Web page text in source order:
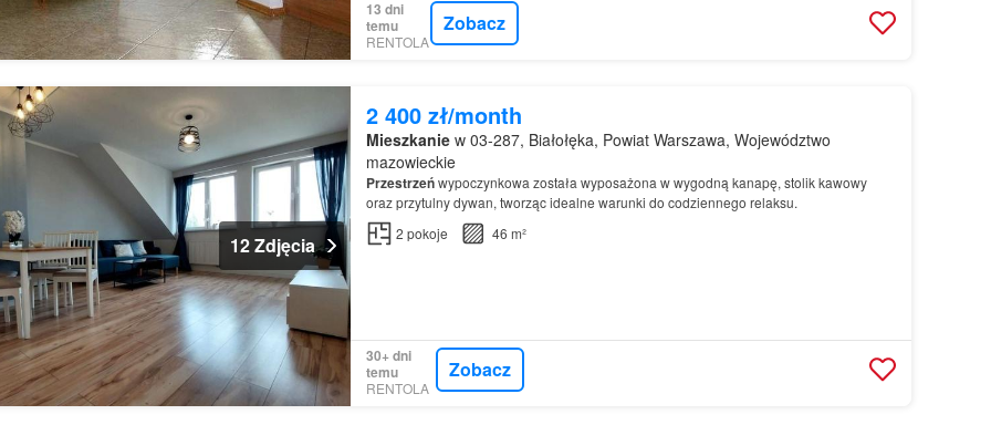
13 dni
temu
RENTOLA
Zobacz
12 Zdjęcia
2 400 zł/month
Mieszkaniew 03-287, Białołęka, Powiat Warszawa, Województwo
mazowieckie
Przestrzeńwypoczynkowa została wyposażona w wygodną kanapę, stolik kawowy
oraz przytulny dywan, tworząc idealne warunki do codziennego relaksu.
2 pokoje 46 m²
30+ dni
temu
RENTOLA
Zobacz